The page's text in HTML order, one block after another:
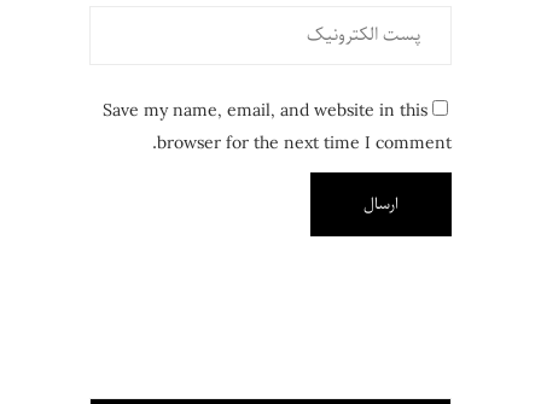
Save my name, email, and website in this
browser for the next time I comment.